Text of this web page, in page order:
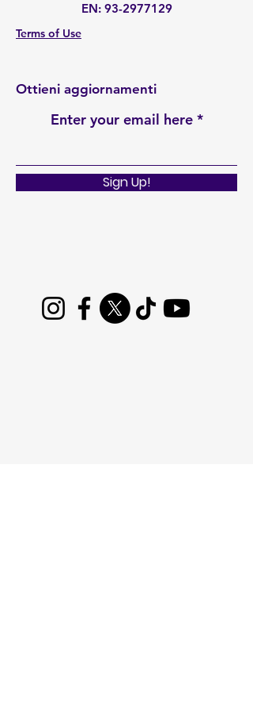
EN: 93-2977129
Terms of Use
Ottieni aggiornamenti
Enter your email here
Sign Up!